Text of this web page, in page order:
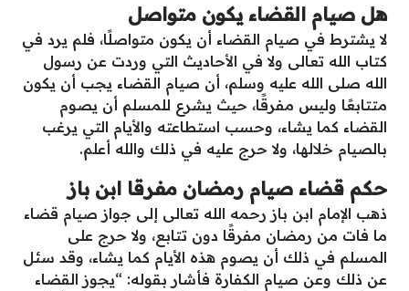
هل صيام القضاء يكون متواصل
لا يشترط في صيام القضاء أن يكون متواصلًا، فلم يرد في
كتاب الله تعالى ولا في الأحاديث التي وردت عن رسول
الله صلى الله عليه وسلم، أن صيام القضاء يجب أن يكون
متتابعًا وليس مفرقًا، حيث يشرع للمسلم أن يصوم
القضاء كما يشاء، وحسب استطاعته والأيام التي يرغب
بالصيام خلالها، ولا حرج عليه في ذلك والله أعلم.
حكم قضاء صيام رمضان مفرقا ابن باز
ذهب الإمام ابن باز رحمه الله تعالى إلى جواز صيام قضاء
ما فات من رمضان مفرقًا دون تتابع، ولا حرج على
المسلم في ذلك أن يصوم هذه الأيام كما يشاء، وقد سئل
عن ذلك وعن صيام الكفارة فأشار بقوله: “يجوز القضاء